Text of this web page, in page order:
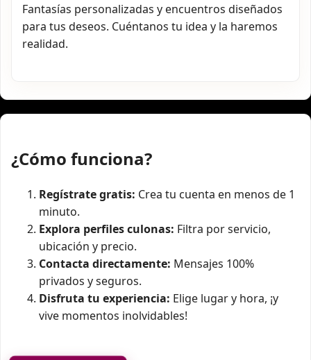
Fantasías personalizadas y encuentros diseñados
para tus deseos. Cuéntanos tu idea y la haremos
realidad.
¿Cómo funciona?
Regístrate gratis: Crea tu cuenta en menos de 1
minuto.
Explora perfiles culonas: Filtra por servicio,
ubicación y precio.
Contacta directamente: Mensajes 100%
privados y seguros.
Disfruta tu experiencia: Elige lugar y hora, ¡y
vive momentos inolvidables!